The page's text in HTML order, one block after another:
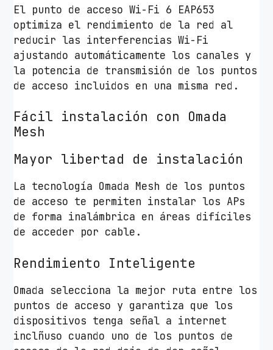
El punto de acceso Wi-Fi 6 EAP653
optimiza el rendimiento de la red al
reducir las interferencias Wi-Fi
ajustando automáticamente los canales y
la potencia de transmisión de los puntos
de acceso incluidos en una misma red.
Fácil instalación con Omada
Mesh
Mayor libertad de instalación
La tecnología Omada Mesh de los puntos
de acceso te permiten instalar los APs
de forma inalámbrica en áreas difíciles
de acceder por cable.
Rendimiento Inteligente
Omada selecciona la mejor ruta entre los
puntos de acceso y garantiza que los
dispositivos tenga señal a internet
inclñuso cuando uno de los puntos de